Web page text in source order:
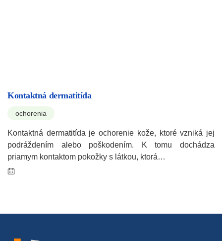
Kontaktná dermatitída
ochorenia
Kontaktná dermatitída je ochorenie kože, ktoré vzniká jej
podráždením alebo poškodením. K tomu dochádza
priamym kontaktom pokožky s látkou, ktorá…